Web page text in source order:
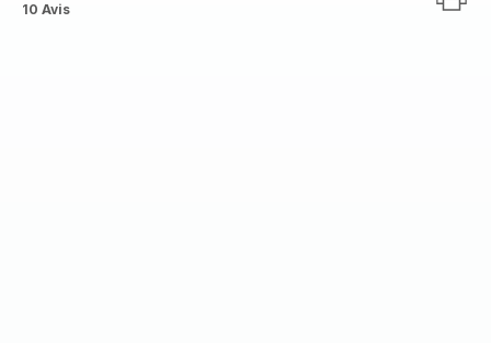
Avis
10 Avis